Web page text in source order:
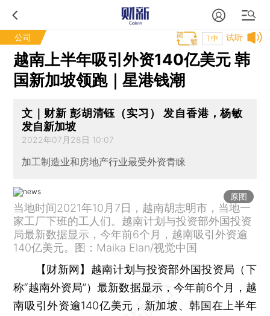
公司 试听
T中
越南上半年吸引外资140亿美元 韩
国新加坡领跑｜星港钱潮
文｜财新 彭胡清钰（实习） 发自香港，杨敏
发自新加坡
2022年07月28日 10:07
加工制造业和房地产行业最受外资青睐
原图
当地时间2021年10月7日，越南胡志明市，当地一
家工厂下班的工人们。越南计划与投资部外国投资
局最新数据显示，今年前6个月，越南吸引外资逾
140亿美元。图：Maika Elan/视觉中国
【财新网】 越南计划与投资部外国投资局（下
称“越南外资局”）最新数据显示，今年前6个月，越
南吸引外资逾140亿美元，新加坡、韩国在上半年